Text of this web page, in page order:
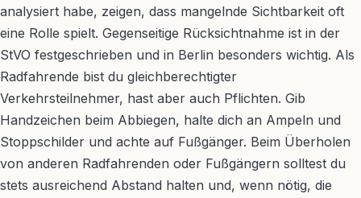
analysiert habe, zeigen, dass mangelnde Sichtbarkeit oft
eine Rolle spielt. Gegenseitige Rücksichtnahme ist in der
StVO festgeschrieben und in Berlin besonders wichtig. Als
Radfahrende bist du gleichberechtigter
Verkehrsteilnehmer, hast aber auch Pflichten. Gib
Handzeichen beim Abbiegen, halte dich an Ampeln und
Stoppschilder und achte auf Fußgänger. Beim Überholen
von anderen Radfahrenden oder Fußgängern solltest du
stets ausreichend Abstand halten und, wenn nötig, die